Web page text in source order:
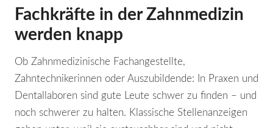
Fachkräfte in der Zahnmedizin
werden knapp
Ob Zahnmedizinische Fachangestellte,
Zahntechnikerinnen oder Auszubildende: In Praxen und
Dentallaboren sind gute Leute schwer zu finden – und
noch schwerer zu halten. Klassische Stellenanzeigen